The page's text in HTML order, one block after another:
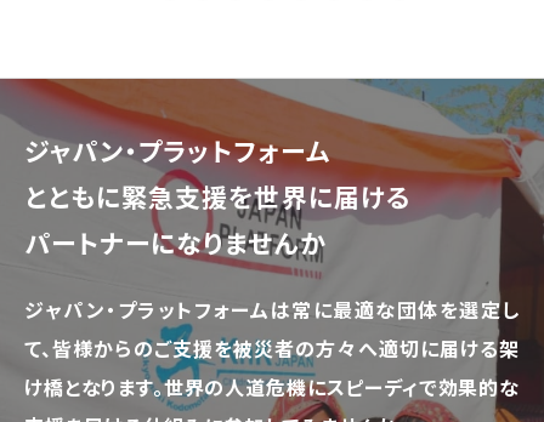
ジャパン・プラットフォーム
とともに緊急支援を世界に届ける
パートナーになりませんか
ジャパン・プラットフォームは常に最適な団体を選定し
て、皆様からのご支援を被災者の方々へ適切に届ける架
け橋となります。世界の人道危機にスピーディで効果的な